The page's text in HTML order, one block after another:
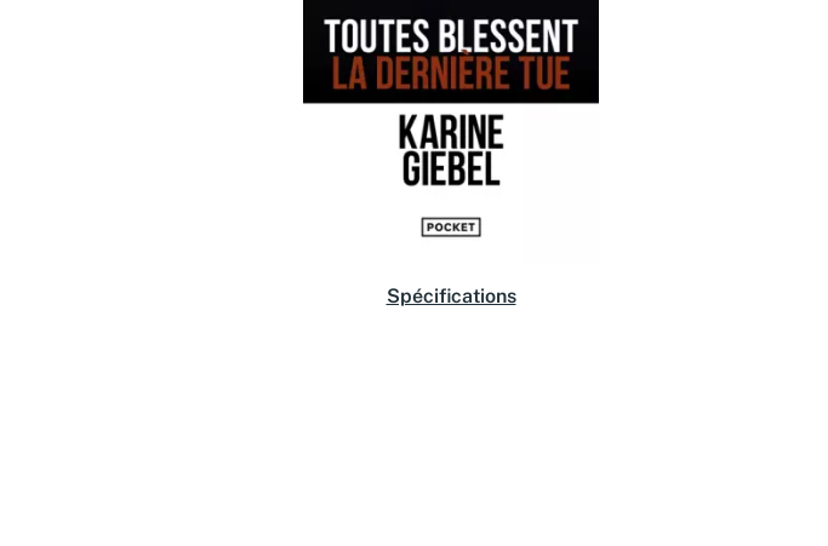
Spécifications